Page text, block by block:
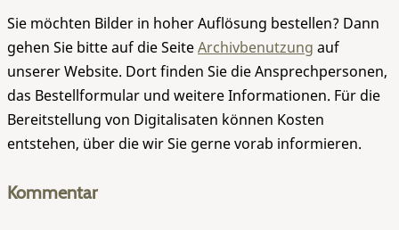
Sie möchten Bilder in hoher Auflösung bestellen? Dann
gehen Sie bitte auf die SeiteArchivbenutzung auf
unserer Website. Dort finden Sie die Ansprechpersonen,
das Bestellformular und weitere Informationen. Für die
Bereitstellung von Digitalisaten können Kosten
entstehen, über die wir Sie gerne vorab informieren.
Kommentar